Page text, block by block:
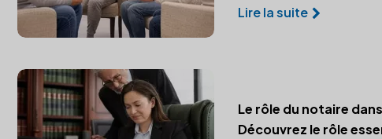
Lire la suite
Le rôle du notaire
Découvrez le rôle